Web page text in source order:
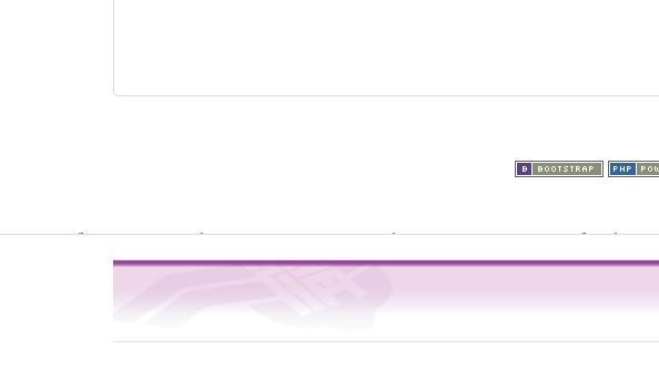
Warning: file_get_contents(http://www.geoplugin.net/php.gp?ip=216.73.216.73): failed to
/usr/local/dokuwiki2017/lib/plugins/quickstats/action.phpon line457